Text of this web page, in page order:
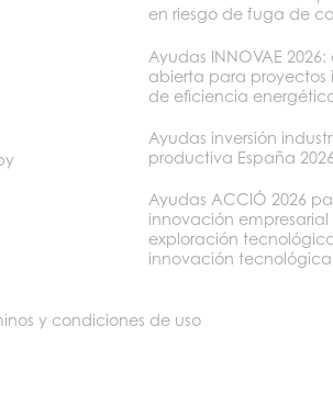
y condiciones de uso
en riesgo de fuga de
Ayudas INNOVAE
abierta para proyectos
de eficiencia
Ayudas inversión
productiva España
Ayudas ACCIÓ 2026
innovación
exploración
innovación